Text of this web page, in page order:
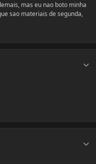
mas eu nao boto minha
sao materiais de segunda,